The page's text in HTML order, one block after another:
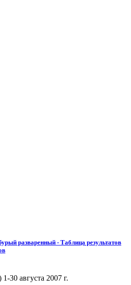
разваренный - Таблица результатов
30 августа 2007 г.